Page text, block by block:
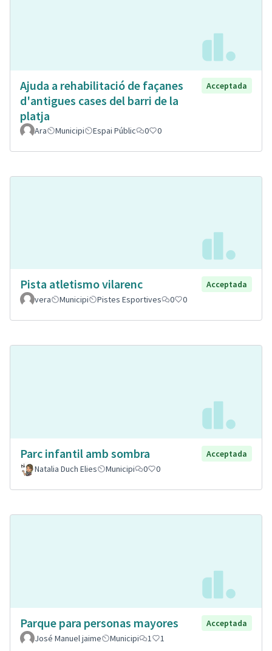
Ajuda a rehabilitació de façanes
d'antigues cases del barri de la
platja
Acceptada
Ara Municipi Espai Públic 0 0
Pista atletismo vilarenc
Acceptada
vera
Municipi Pistes Esportives 0 0
Parc infantil amb sombra
Acceptada
Natalia Duch Elies
Municipi 0 0
Parque para personas mayores
Acceptada
José Manuel jaime
Municipi 1 1